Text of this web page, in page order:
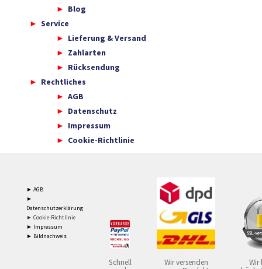
Blog
Service
Lieferung & Versand
Zahlarten
Rücksendung
Rechtliches
AGB
Datenschutz
Impressum
Cookie-Richtlinie
► AGB
►
Datenschutzerklärung
► Cookie-Richtlinie
► Impressum
► Bildnachweis
Schnell
Wir versenden
Wir